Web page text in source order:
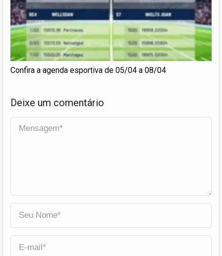
Confira a agenda esportiva de 05/04 a 08/04
Deixe um comentário